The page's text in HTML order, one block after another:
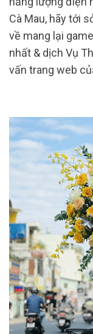
Cà Mau, hãy tới
về mang lại
nhất & dịch Vụ
vấn trang web